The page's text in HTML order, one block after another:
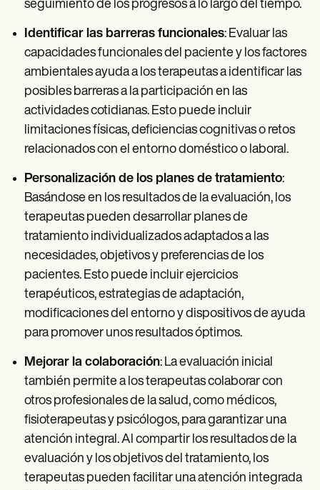
seguimiento de los progresos a lo largo del tiempo.
Identificar las barreras funcionales: Evaluar las
capacidades funcionales del paciente y los factores
ambientales ayuda a los terapeutas a identificar las
posibles barreras a la participación en las
actividades cotidianas. Esto puede incluir
limitaciones físicas, deficiencias cognitivas o retos
relacionados con el entorno doméstico o laboral.
Personalización de los planes de tratamiento:
Basándose en los resultados de la evaluación, los
terapeutas pueden desarrollar planes de
tratamiento individualizados adaptados a las
necesidades, objetivos y preferencias de los
pacientes. Esto puede incluir ejercicios
terapéuticos, estrategias de adaptación,
modificaciones del entorno y dispositivos de ayuda
para promover unos resultados óptimos.
Mejorar la colaboración: La evaluación inicial
también permite a los terapeutas colaborar con
otros profesionales de la salud, como médicos,
fisioterapeutas y psicólogos, para garantizar una
atención integral. Al compartir los resultados de la
evaluación y los objetivos del tratamiento, los
terapeutas pueden facilitar una atención integrada